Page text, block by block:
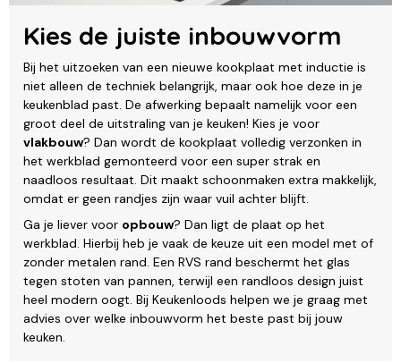
Kies de juiste inbouwvorm
Bij het uitzoeken van een nieuwe kookplaat met inductie is
niet alleen de techniek belangrijk, maar ook hoe deze in je
keukenblad past. De afwerking bepaalt namelijk voor een
groot deel de uitstraling van je keuken! Kies je voor
vlakbouw? Dan wordt de kookplaat volledig verzonken in
het werkblad gemonteerd voor een super strak en
naadloos resultaat. Dit maakt schoonmaken extra makkelijk,
omdat er geen randjes zijn waar vuil achter blijft.
Ga je liever voor opbouw? Dan ligt de plaat op het
werkblad. Hierbij heb je vaak de keuze uit een model met of
zonder metalen rand. Een RVS rand beschermt het glas
tegen stoten van pannen, terwijl een randloos design juist
heel modern oogt. Bij Keukenloods helpen we je graag met
advies over welke inbouwvorm het beste past bij jouw
keuken.